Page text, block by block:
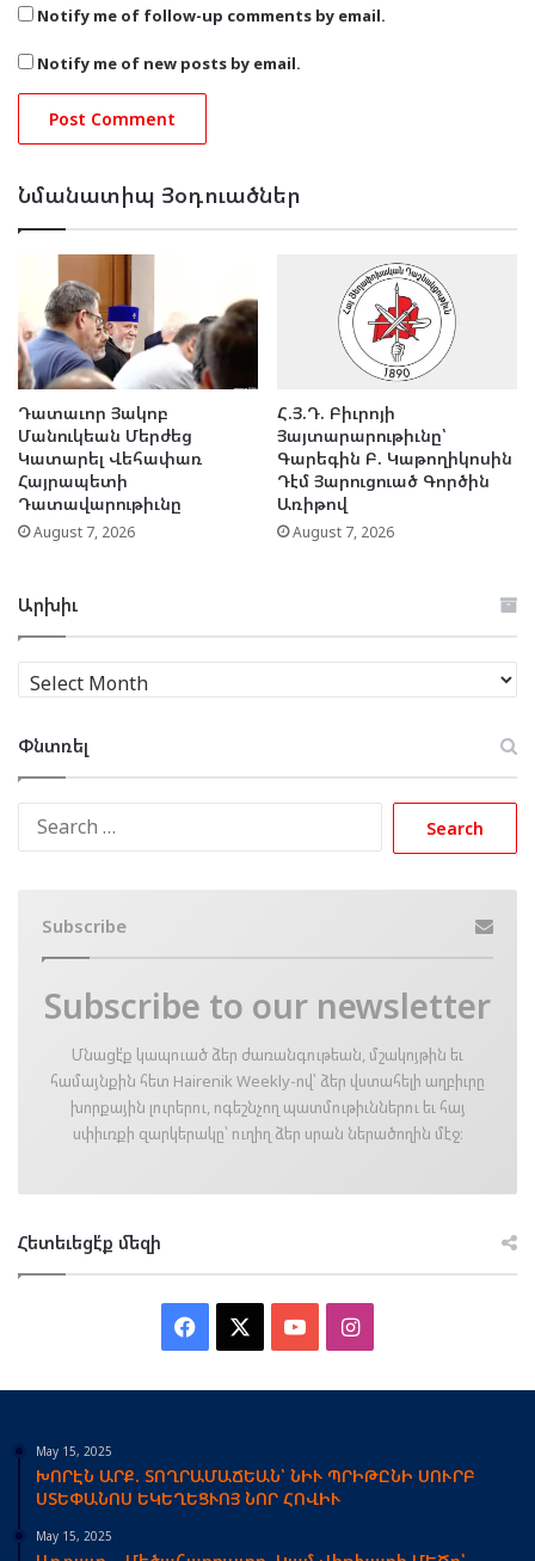
Notify me of follow-up comments by email.
Notify me of new posts by email.
Նմանատիպ Յօդուածներ
Դատաւոր Յակոբ
Մանուկեան Մերժեց
Կատարել Վեհափառ
Հայրապետի
Դատավարութիւնը
August 7, 2026
Հ.Յ.Դ. Բիւրոյի
Յայտարարութիւնը՝
Գարեգին Բ. Կաթողիկոսին
Դէմ Յարուցուած Գործին
Առիթով
August 7, 2026
Արխիւ
Արխիւ
Փնտռել
Subscribe
Subscribe to our newsletter
Մնացէ՛ք կապուած ձեր ժառանգութեան, մշակոյթին եւ
համայնքին հետ Hairenik Weekly-ով՝ ձեր վստահելի աղբիւրը
խորքային լուրերու, ոգեշնչող պատմութիւններու եւ հայ
սփիւռքի զարկերակը՝ ուղիղ ձեր սրան ներածողին մէջ։
Հետեւեցէ՛ք մեզի
Facebook YouTubeInstagram
May 15, 2025
ԽՈՐԷՆ ԱՐՔ. ՏՈՂՐԱՄԱՃԵԱՆ՝ ՆԻՒ ՊՐԻԹԸՆԻ ՍՈՒՐԲ
ՍՏԵՓԱՆՈՍ ԵԿԵՂԵՑՒՈՅ ՆՈՐ ՀՈՎԻՒ
May 15, 2025